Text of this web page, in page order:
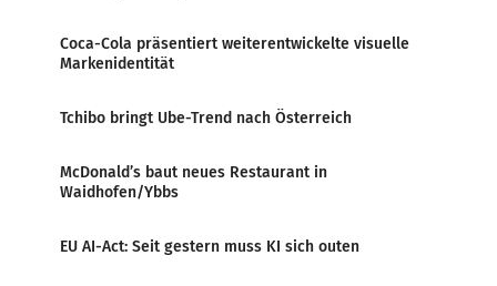
Coca-Cola präsentiert weiterentwickelte visuelle
Markenidentität
Tchibo bringt Ube-Trend nach Österreich
McDonald’s baut neues Restaurant in
Waidhofen/Ybbs
EU AI-Act: Seit gestern muss KI sich outen